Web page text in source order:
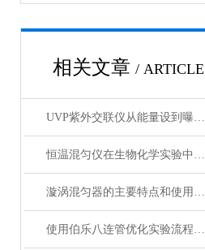
相关文章 / ARTICLE
UVP紫外交联仪从能量设到曝光时间控制详解
恒温混匀仪在生物化学实验中的应用分析
漩涡混匀器的主要特点和使用说明
使用伯乐八连管优化实验流程的策略与建议